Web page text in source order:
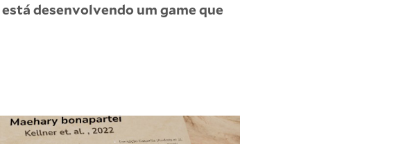
desenvolvendo um game que